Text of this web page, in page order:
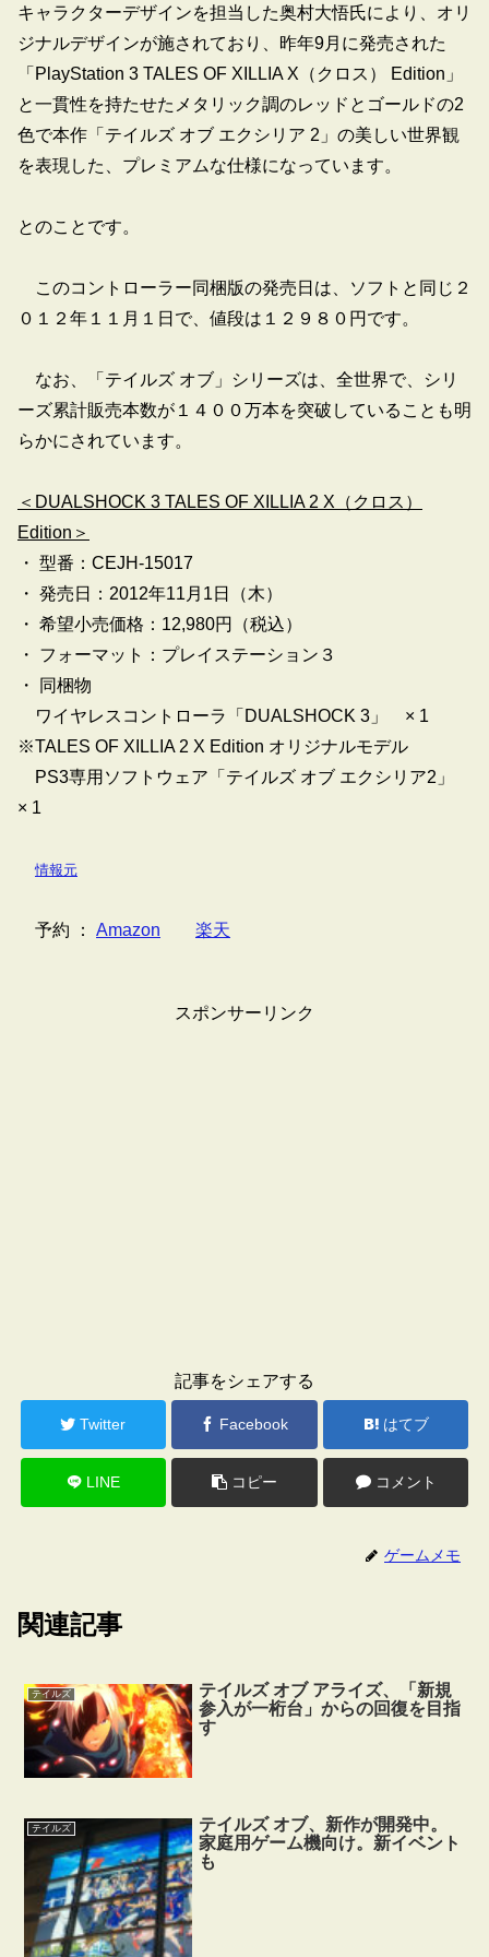
キャラクターデザインを担当した奥村大悟氏により、オリ
ジナルデザインが施されており、昨年9月に発売された
「PlayStation 3 TALES OF XILLIA X（クロス） Edition」
と一貫性を持たせたメタリック調のレッドとゴールドの2
色で本作「テイルズ オブ エクシリア 2」の美しい世界観
を表現した、プレミアムな仕様になっています。
とのことです。
このコントローラー同梱版の発売日は、ソフトと同じ２
０１２年１１月１日で、値段は１２９８０円です。
なお、「テイルズ オブ」シリーズは、全世界で、シリ
ーズ累計販売本数が１４００万本を突破していることも明
らかにされています。
＜DUALSHOCK 3 TALES OF XILLIA 2 X（クロス）
Edition＞
・ 型番：CEJH-15017
・ 発売日：2012年11月1日（木）
・ 希望小売価格：12,980円（税込）
・ フォーマット：プレイステーション３
・ 同梱物
ワイヤレスコントローラ「DUALSHOCK 3」 × 1
※TALES OF XILLIA 2 X Edition オリジナルモデル
PS3専用ソフトウェア「テイルズ オブ エクシリア2」
× 1
情報元
予約 ： Amazon 楽天
スポンサーリンク
記事をシェアする
Twitter Facebook はてブ
LINE コピー コメント
ゲームメモ
関連記事
テイルズ
テイルズ オブ アライズ、「新規
参入が一桁台」からの回復を目指
す
テイルズ
テイルズ オブ、新作が開発中。
家庭用ゲーム機向け。新イベント
も